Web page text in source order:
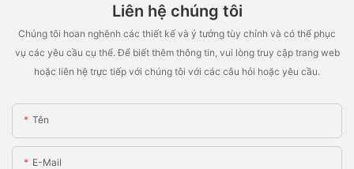
Liên hệ chúng tôi
Chúng tôi hoan nghênh các thiết kế và ý tưởng tùy chỉnh và có thể phục
vụ các yêu cầu cụ thể. Để biết thêm thông tin, vui lòng truy cập trang web
hoặc liên hệ trực tiếp với chúng tôi với các câu hỏi hoặc yêu cầu.
Tên
E-Mail